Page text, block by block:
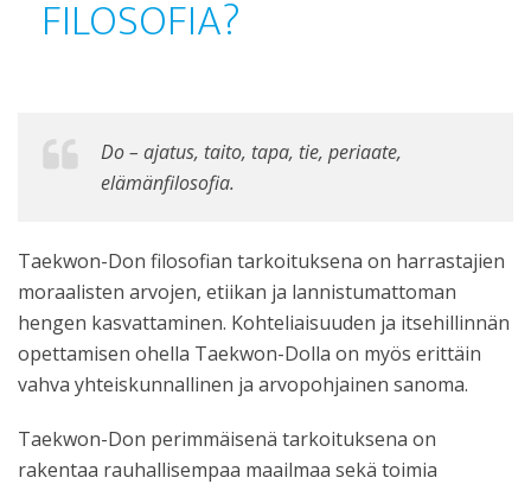
FILOSOFIA?
Do – ajatus, taito, tapa, tie, periaate,
elämänfilosofia.
Taekwon-Don filosofian tarkoituksena on harrastajien
moraalisten arvojen, etiikan ja lannistumattoman
hengen kasvattaminen. Kohteliaisuuden ja itsehillinnän
opettamisen ohella Taekwon-Dolla on myös erittäin
vahva yhteiskunnallinen ja arvopohjainen sanoma.
Taekwon-Don perimmäisenä tarkoituksena on
rakentaa rauhallisempaa maailmaa sekä toimia